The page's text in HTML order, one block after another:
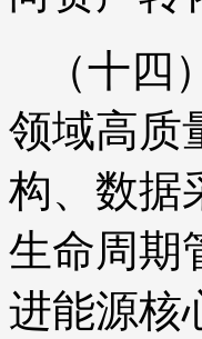
（十
领域高质
构、数据
生命周期
进能源核